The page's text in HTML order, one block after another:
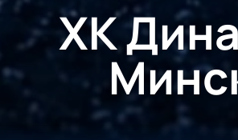
ХК